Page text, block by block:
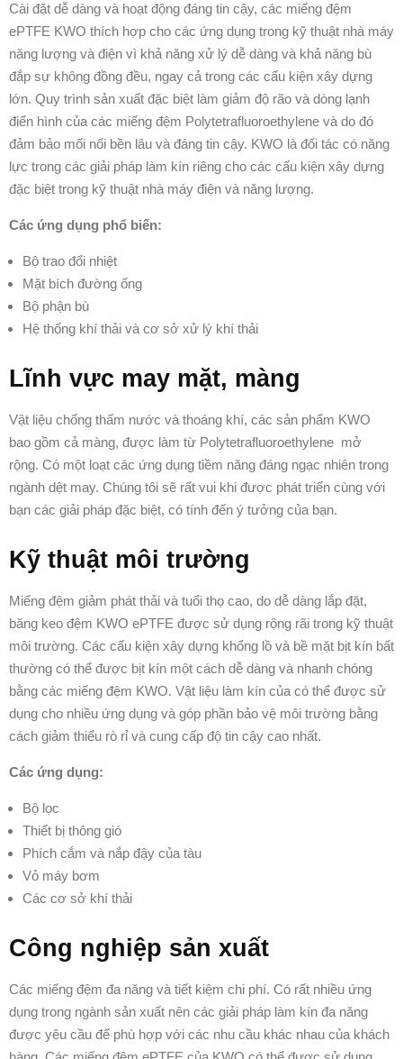
Cài đặt dễ dàng và hoạt động đáng tin cậy, các miếng đệm
ePTFE KWO thích hợp cho các ứng dụng trong kỹ thuật nhà máy
năng lượng và điện vì khả năng xử lý dễ dàng và khả năng bù
đắp sự không đồng đều, ngay cả trong các cấu kiện xây dựng
lớn. Quy trình sản xuất đặc biệt làm giảm độ rão và dòng lạnh
điển hình của các miếng đệm Polytetrafluoroethylene và do đó
đảm bảo mối nối bền lâu và đáng tin cậy. KWO là đối tác có năng
lực trong các giải pháp làm kín riêng cho các cấu kiện xây dựng
đặc biệt trong kỹ thuật nhà máy điện và năng lượng.
Các ứng dụng phổ biến:
Bộ trao đổi nhiệt
Mặt bích đường ống
Bộ phận bù
Hệ thống khí thải và cơ sở xử lý khí thải
Lĩnh vực may mặt, màng
Vật liệu chống thấm nước và thoáng khí, các sản phẩm KWO
bao gồm cả màng, được làm từ Polytetrafluoroethylene mở
rộng. Có một loạt các ứng dụng tiềm năng đáng ngạc nhiên trong
ngành dệt may. Chúng tôi sẽ rất vui khi được phát triển cùng với
bạn các giải pháp đặc biệt, có tính đến ý tưởng của bạn.
Kỹ thuật môi trường
Miếng đệm giảm phát thải và tuổi thọ cao, do dễ dàng lắp đặt,
băng keo đệm KWO ePTFE được sử dụng rộng rãi trong kỹ thuật
môi trường. Các cấu kiện xây dựng khổng lồ và bề mặt bịt kín bất
thường có thể được bịt kín một cách dễ dàng và nhanh chóng
bằng các miếng đệm KWO. Vật liệu làm kín của có thể được sử
dụng cho nhiều ứng dụng và góp phần bảo vệ môi trường bằng
cách giảm thiểu rò rỉ và cung cấp độ tin cậy cao nhất.
Các ứng dụng:
Bộ lọc
Thiết bị thông gió
Phích cắm và nắp đậy của tàu
Vỏ máy bơm
Các cơ sở khí thải
Công nghiệp sản xuất
Các miếng đệm đa năng và tiết kiệm chi phí. Có rất nhiều ứng
dụng trong ngành sản xuất nên các giải pháp làm kín đa năng
được yêu cầu để phù hợp với các nhu cầu khác nhau của khách